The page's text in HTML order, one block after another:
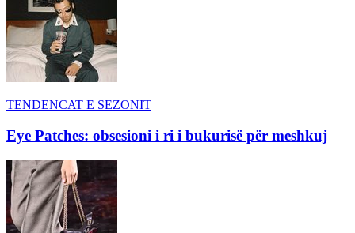
TENDENCAT E SEZONIT
Eye Patches: obsesioni i ri i bukurisë për meshkuj